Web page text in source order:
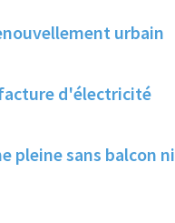
urbain
d'électricité
pleine sans balcon ni